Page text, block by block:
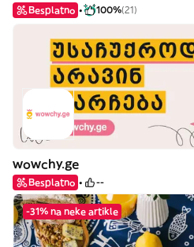
Besplatno 100%(21)
wowchy.ge
Besplatno --
-31% na neke artikle